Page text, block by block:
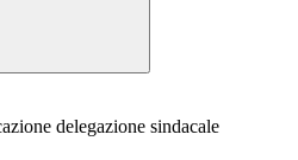
delegazione sindacale